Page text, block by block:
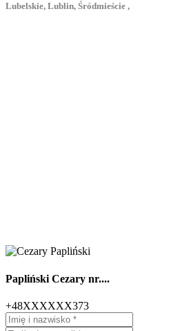
Lubelskie, Lublin, Śródmieście ,
Papliński Cezary nr....
+48XXXXXX373